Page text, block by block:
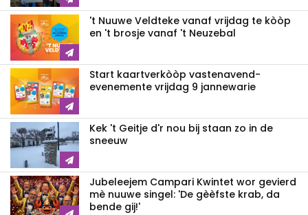
't Nuuwe Veldteke vanaf vrijdag te kòòp
en 't brosje vanaf 't Neuzebal
Start kaartverkòòp vastenavend­
evenemente vrijdag 9 jannewarie
Kek 't Geitje d'r nou bij staan zo in de
sneeuw
Jubeleejem Campari Kwintet wor gevierd
mè nuuwe singel: 'De gèèfste krab, da
bende gij!'